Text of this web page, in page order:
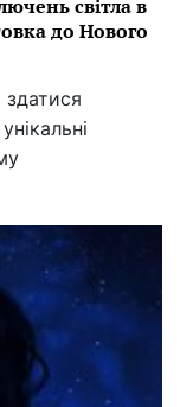
світла в
до Нового